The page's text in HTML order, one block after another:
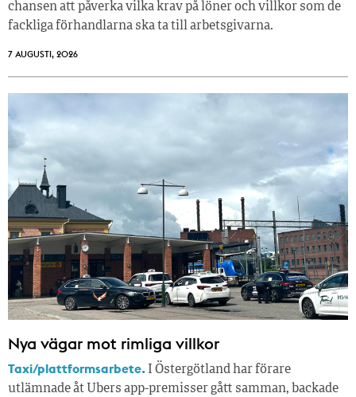
chansen att påverka vilka krav på löner och villkor som de
fackliga förhandlarna ska ta till arbetsgivarna.
7 AUGUSTI, 2026
Nya vägar mot rimliga villkor
Taxi/plattformsarbete. I Östergötland har förare
utlämnade åt Ubers app-premisser gått samman, backade